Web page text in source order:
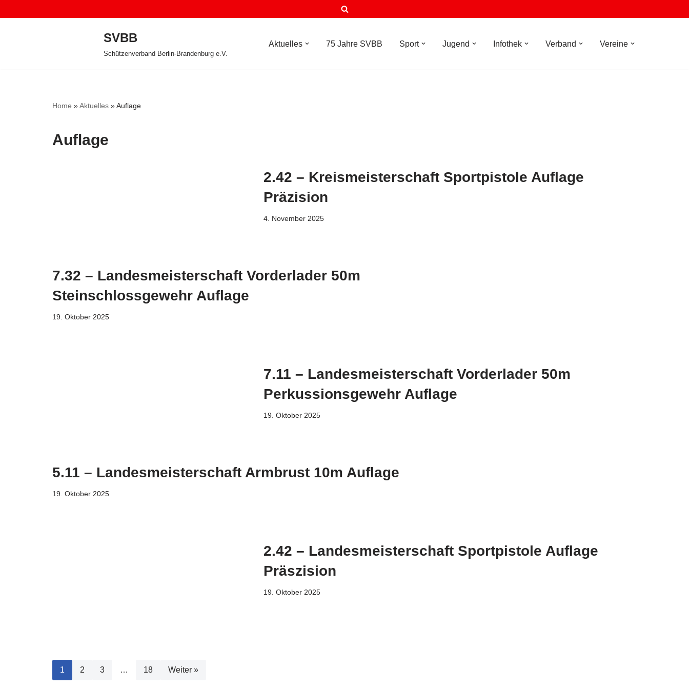
SVBB
Schützenverband Berlin-Brandenburg e.V.
Aktuelles 75 Jahre SVBB Sport Jugend Infothek Verband Vereine
Home »Aktuelles »Auflage
Auflage
2.42 – Kreismeisterschaft Sportpistole Auflage
Präzision
4. November 2025
7.32 – Landesmeisterschaft Vorderlader 50m
Steinschlossgewehr Auflage
19. Oktober 2025
7.11 – Landesmeisterschaft Vorderlader 50m
Perkussionsgewehr Auflage
19. Oktober 2025
5.11 – Landesmeisterschaft Armbrust 10m Auflage
19. Oktober 2025
2.42 – Landesmeisterschaft Sportpistole Auflage
Präszision
19. Oktober 2025
1 2 3 … 18 Weiter »